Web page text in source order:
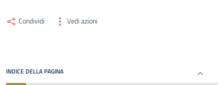
Condividi Vedi azioni
INDICE DELLA PAGINA